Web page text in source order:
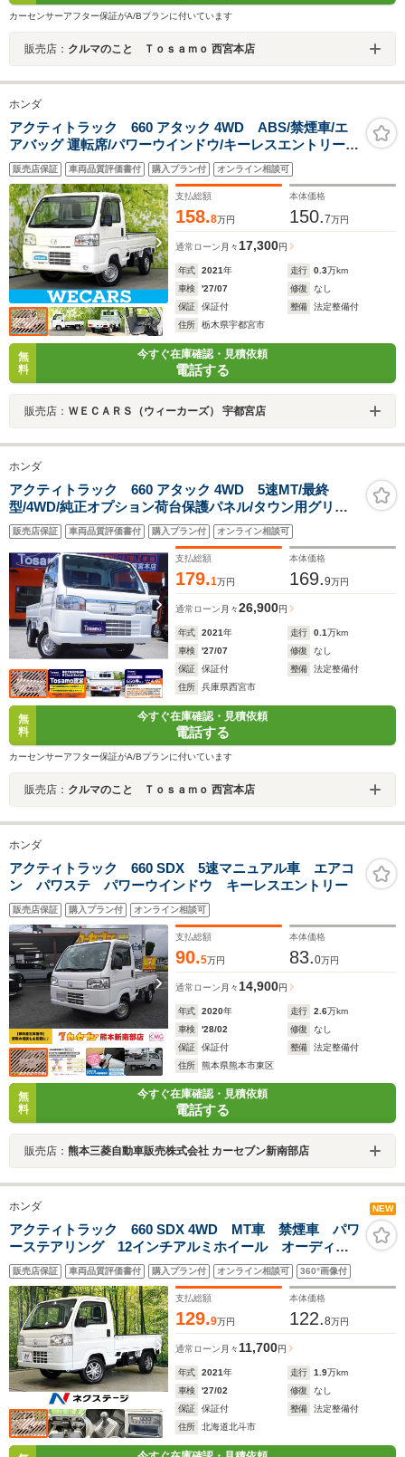
カーセンサーアフター保証がA/Bプランに付いています
販売店： クルマのこと Ｔｏｓａｍｏ 西宮本店
ホンダ
アクティトラック 660 アタック 4WD ABS/禁煙車/エ
アバッグ 運転席/パワーウインドウ/キーレスエントリー/
パワーステアリング/マニュアルエアコン/取扱説明書/ユー
ザー買取車/パワードアロック/最大積載量350kg
販売店保証 車両品質評価書付 購入プラン付 オンライン相談可
支払総額
158.8万円
本体価格
150.7万円
通常ローン 月々 17,300円
年式 2021年 走行 0.3万km
車検
'27/07 修復
なし
保証
保証付 整備
法定整備付
住所
栃木県宇都宮市
無
料
今すぐ在庫確認・見積依頼
電話する
販売店： ＷＥＣＡＲＳ（ウィーカーズ） 宇都宮店
ホンダ
アクティトラック 660 アタック 4WD 5速MT/最終
型/4WD/純正オプション荷台保護パネル/タウン用グリル/
メッキドアミラーカバー/ウルトラローギア/ウルトラリバ
ースギア/デフロック/荷台ランプ/エアコン/パワステ/純正
オーディオ
販売店保証 車両品質評価書付 購入プラン付 オンライン相談可
支払総額
179.1万円
本体価格
169.9万円
通常ローン 月々26,900円
年式 2021年 走行 0.1万km
車検
'27/07 修復
なし
保証
保証付 整備
法定整備付
住所
兵庫県西宮市
無
料
今すぐ在庫確認・見積依頼
電話する
カーセンサーアフター保証がA/Bプランに付いています
販売店： クルマのこと Ｔｏｓａｍｏ 西宮本店
ホンダ
アクティトラック 660 SDX 5速マニュアル車 エアコ
ン パワステ パワーウインドウ キーレスエントリー
販売店保証 購入プラン付 オンライン相談可
支払総額
90.5万円
本体価格
83.0万円
通常ローン 月々 14,900円
年式 2020年 走行 2.6万km
車検
'28/02 修復
なし
保証
保証付 整備
法定整備付
住所
熊本県熊本市東区
無
料
今すぐ在庫確認・見積依頼
電話する
販売店： 熊本三菱自動車販売株式会社 カーセブン新南部店
ホンダ NEW
アクティトラック 660 SDX 4WD MT車 禁煙車 パワ
ーステアリング 12インチアルミホイール オーディ
オ 荷台ランプ エアコン ヘッドライトレベライザー
販売店保証 車両品質評価書付 購入プラン付 オンライン相談可 360°画像付
支払総額
129.9万円
本体価格
122.8万円
通常ローン 月々11,700円
年式 2021年 走行 1.9万km
車検
'27/02 修復
なし
保証
保証付 整備
法定整備付
住所
北海道北斗市